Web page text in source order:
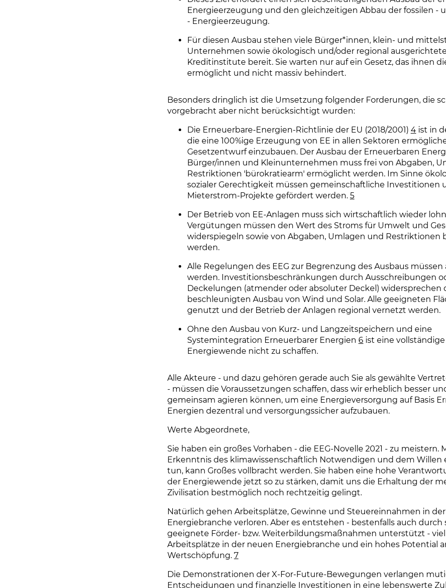
Energieerzeugung und den gleichzeitigen Abbau der fossilen -
- Energieerzeugung.
Für diesen Ausbau stehen viele Bürger*innen, klein- und
Unternehmen sowie ökologisch und/oder regional
Kreditinstitute bereit. Sie warten nur auf ein Gesetz, das ihnen
ermöglicht und nicht massiv behindert.
Besonders dringlich ist die Umsetzung folgender Forderungen, die
vorgebracht aber nicht berücksichtigt wurden:
Die Erneuerbare-Energien-Richtlinie der EU (2018/2001) 4 ist in
die eine 100%ige Erzeugung von EE in allen Sektoren
Gesetzentwurf einzubauen. Der Ausbau der Erneuerbaren
Bürger/innen und Kleinunternehmen muss frei von Abgaben,
Restriktionen 'bürokratiearm' ermöglicht werden. Im Sinne
sozialer Gerechtigkeit müssen gemeinschaftliche Investitionen
Mieterstrom-Projekte gefördert werden. 5
Der Betrieb von EE-Anlagen muss sich wirtschaftlich wieder
Vergütungen müssen den Wert des Stroms für Umwelt und
widerspiegeln sowie von Abgaben, Umlagen und Restriktionen
werden.
Alle Regelungen des EEG zur Begrenzung des Ausbaus
werden. Investitionsbeschränkungen durch Ausschreibungen
Deckelungen (atmender oder absoluter Deckel) widersprechen
beschleunigten Ausbau von Wind und Solar. Alle geeigneten
genutzt und der Betrieb der Anlagen regional vernetzt werden.
Ohne den Ausbau von Kurz- und Langzeitspeichern und eine
Systemintegration Erneuerbarer Energien 6 ist eine vollständige
Energiewende nicht zu schaffen.
Alle Akteure - und dazu gehören gerade auch Sie als gewählte
- müssen die Voraussetzungen schaffen, dass wir erheblich besser
gemeinsam agieren können, um eine Energieversorgung auf Basis
Energien dezentral und versorgungssicher aufzubauen.
Werte Abgeordnete,
Sie haben ein großes Vorhaben - die EEG-Novelle 2021 - zu meistern.
Erkenntnis des klimawissenschaftlich Notwendigen und dem Willen
tun, kann Großes vollbracht werden. Sie haben eine hohe
der Energiewende jetzt so zu stärken, damit uns die Erhaltung der
Zivilisation bestmöglich noch rechtzeitig gelingt.
Natürlich gehen Arbeitsplätze, Gewinne und Steuereinnahmen in
Energiebranche verloren. Aber es entstehen - bestenfalls auch durch
geeignete Förder- bzw. Weiterbildungsmaßnahmen unterstützt -
Arbeitsplätze in der neuen Energiebranche und ein hohes Potential
Wertschöpfung. 7
Die Demonstrationen der X-For-Future-Bewegungen verlangen
Entscheidungen und finanzielle Investitionen in eine lebenswerte